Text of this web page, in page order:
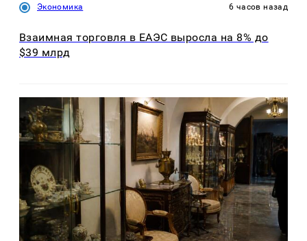
Экономика 6 часов назад
Взаимная торговля в ЕАЭС выросла на 8% до
$39 млрд